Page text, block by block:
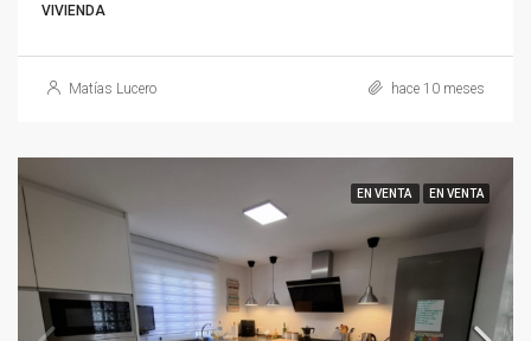
VIVIENDA
Matías Lucero hace 10 meses
EN VENTA EN VENTA